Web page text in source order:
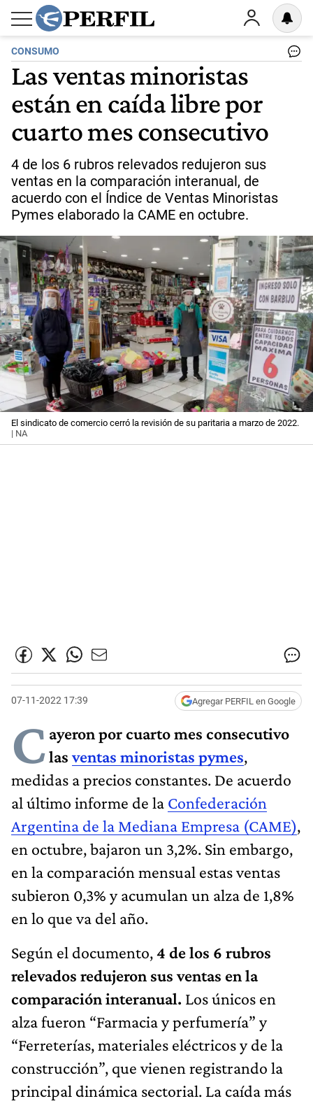
CONSUMO
Las ventas minoristas
están en caída libre por
cuarto mes consecutivo
4 de los 6 rubros relevados redujeron sus
ventas en la comparación interanual, de
acuerdo con el Índice de Ventas Minoristas
Pymes elaborado la CAME en octubre.
El sindicato de comercio cerró la revisión de su paritaria a marzo de 2022.
| NA
07-11-2022 17:39 Agregar PERFIL en Google
C ayeron por cuarto mes consecutivo
lasventas minoristas pymes,
medidas a precios constantes. De acuerdo
al último informe de la Confederación
Argentina de la Mediana Empresa (CAME),
en octubre, bajaron un 3,2%. Sin embargo,
en la comparación mensual estas ventas
subieron 0,3% y acumulan un alza de 1,8%
en lo que va del año.
Según el documento,4 de los 6 rubros
relevados redujeron sus ventas en la
comparación interanual. Los únicos en
alza fueron “Farmacia y perfumería” y
“Ferreterías, materiales eléctricos y de la
construcción”, que vienen registrando la
principal dinámica sectorial. La caída más